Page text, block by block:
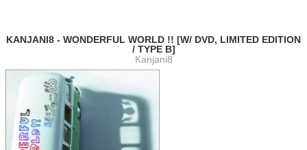
KANJANI8 - WONDERFUL WORLD !! [W/ DVD, LIMITED EDITION
/ TYPE B]
Kanjani8